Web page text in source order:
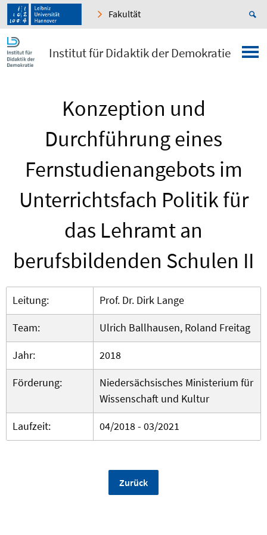
Fakultät
Institut für Didaktik der Demokratie
Konzeption und
Durchführung eines
Fernstudienangebots im
Unterrichtsfach Politik für
das Lehramt an
berufsbildenden Schulen II
Leitung:
Prof. Dr. Dirk Lange
Team:
Ulrich Ballhausen, Roland Freitag
Jahr:
2018
Förderung:
Niedersächsisches Ministerium für
Wissenschaft und Kultur
Laufzeit:
04/2018 - 03/2021
Zurück